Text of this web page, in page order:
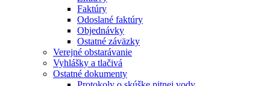
Faktúry
Odoslané faktúry
Objednávky
Ostatné záväzky
Verejné obstarávanie
Vyhlášky a tlačivá
Ostatné dokumenty